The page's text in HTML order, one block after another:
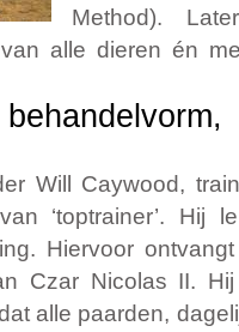
Method).
alle dieren én
Will Caywood,
‘toptrainer’. Hij
Hiervoor
Czar Nicolas II.
alle paarden,